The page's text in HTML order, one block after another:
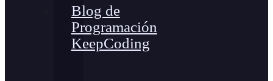
Blog de
Programación
KeepCoding